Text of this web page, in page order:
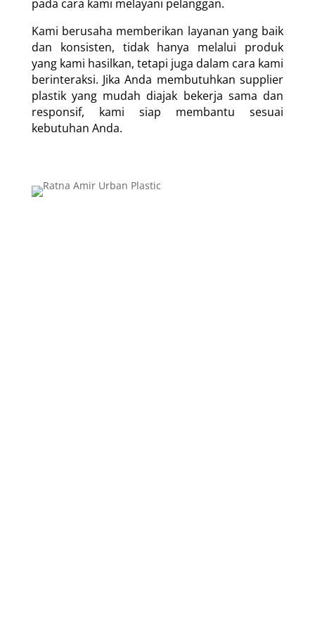
pada cara kami melayani pelanggan.
Kami berusaha memberikan layanan yang baik
dan konsisten, tidak hanya melalui produk
yang kami hasilkan, tetapi juga dalam cara kami
berinteraksi. Jika Anda membutuhkan supplier
plastik yang mudah diajak bekerja sama dan
responsif, kami siap membantu sesuai
kebutuhan Anda.